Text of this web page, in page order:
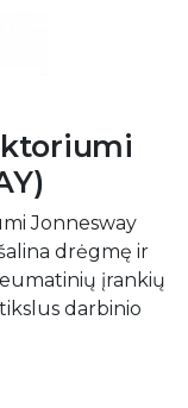
Jonnesway
drėgmę ir
įrankių
darbinio